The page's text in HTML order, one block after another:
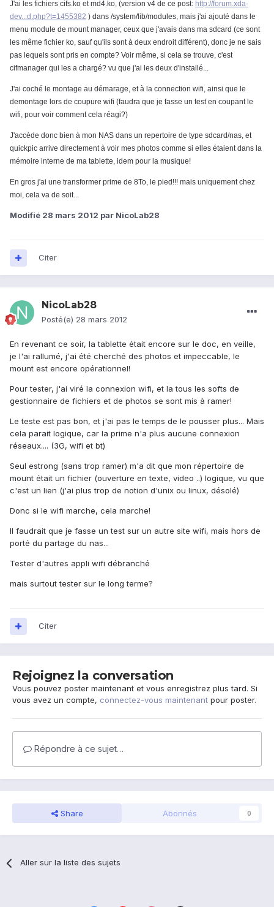
J'ai les fichiers cifs.ko et md4.ko, (version v4 de ce post: http://forum.xda-
dev...d.php?t=1455382 ) dans /system/lib/modules, mais j'ai ajouté dans le
menu module de mount manager, ceux que j'avais dans ma sdcard (ce sont
les même fichier ko, sauf qu'ils sont à deux endroit différent), donc je ne sais
pas lequels sont pris en compte? Voir même, si cela se trouve, c'est
cifmanager qui les a chargé? vu que j'ai les deux d'installé...
J'ai coché le montage au démarage, et à la connection wifi, ainsi que le
demontage lors de coupure wifi (faudra que je fasse un test en coupant le
wifi, pour voir comment cela réagi?)
J'accède donc bien à mon NAS dans un repertoire de type sdcard/nas, et
quickpic arrive directement à voir mes photos comme si elles étaient dans la
mémoire interne de ma tablette, idem pour la musique!
En gros j'ai une transformer prime de 8To, le pied!!! mais uniquement chez
moi, cela va de soit...
Modifié 28 mars 2012 par NicoLab28
Citer
NicoLab28
Posté(e) 28 mars 2012
En revenant ce soir, la tablette était encore sur le doc, en veille,
je l'ai rallumé, j'ai été cherché des photos et impeccable, le
mount est encore opérationnel!
Pour tester, j'ai viré la connexion wifi, et la tous les softs de
gestionnaire de fichiers et de photos se sont mis à ramer!
Le teste est pas bon, et j'ai pas le temps de le pousser plus... Mais
cela parait logique, car la prime n'a plus aucune connexion
réseaux.... (3G, wifi et bt)
Seul estrong (sans trop ramer) m'a dit que mon répertoire de
mount était un fichier (ouverture en texte, video ..) logique, vu que
c'est un lien (j'ai plus trop de notion d'unix ou linux, désolé)
Donc si le wifi marche, cela marche!
Il faudrait que je fasse un test sur un autre site wifi, mais hors de
porté du partage du nas...
Tester d'autres appli wifi débranché
mais surtout tester sur le long terme?
Citer
Rejoignez la conversation
Vous pouvez poster maintenant et vous enregistrez plus tard. Si
vous avez un compte, connectez-vous maintenant pour poster.
Répondre à ce sujet…
Share Abonnés 0
Aller sur la liste des sujets